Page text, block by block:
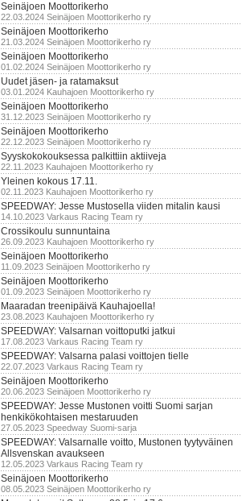
Seinäjoen Moottorikerho
22.03.2024 Seinäjoen Moottorikerho ry
Seinäjoen Moottorikerho
21.03.2024 Seinäjoen Moottorikerho ry
Seinäjoen Moottorikerho
01.02.2024 Seinäjoen Moottorikerho ry
Uudet jäsen- ja ratamaksut
03.01.2024 Kauhajoen Moottorikerho ry
Seinäjoen Moottorikerho
31.12.2023 Seinäjoen Moottorikerho ry
Seinäjoen Moottorikerho
22.12.2023 Seinäjoen Moottorikerho ry
Syyskokokouksessa palkittiin aktiiveja
22.11.2023 Kauhajoen Moottorikerho ry
Yleinen kokous 17.11.
02.11.2023 Kauhajoen Moottorikerho ry
SPEEDWAY: Jesse Mustosella viiden mitalin kausi
14.10.2023 Varkaus Racing Team ry
Crossikoulu sunnuntaina
26.09.2023 Kauhajoen Moottorikerho ry
Seinäjoen Moottorikerho
11.09.2023 Seinäjoen Moottorikerho ry
Seinäjoen Moottorikerho
01.09.2023 Seinäjoen Moottorikerho ry
Maaradan treenipäivä Kauhajoella!
23.08.2023 Kauhajoen Moottorikerho ry
SPEEDWAY: Valsarnan voittoputki jatkui
17.08.2023 Varkaus Racing Team ry
SPEEDWAY: Valsarna palasi voittojen tielle
22.07.2023 Varkaus Racing Team ry
Seinäjoen Moottorikerho
20.06.2023 Seinäjoen Moottorikerho ry
SPEEDWAY: Jesse Mustonen voitti Suomi sarjan
henkikökohtaisen mestaruuden
27.05.2023 Speedway Suomi-sarja
SPEEDWAY: Valsarnalle voitto, Mustonen tyytyväinen
Allsvenskan avaukseen
12.05.2023 Varkaus Racing Team ry
Seinäjoen Moottorikerho
08.05.2023 Seinäjoen Moottorikerho ry